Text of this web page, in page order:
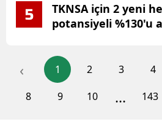
5
TKNSA için 2 yeni
potansiyeli %130'u
‹ 1 2 3 4
8
9 10 ... 143